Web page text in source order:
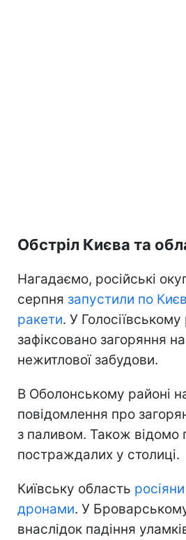
Обстріл Києва та
Нагадаємо, російські
серпня запустили по
ракети. У Голосіївському
зафіксовано загоряння на
нежитлової забудови.
В Оболонському районі
повідомлення про
з паливом. Також відомо
постраждалих у столиці.
Київську область
дронами. У
внаслідок падіння